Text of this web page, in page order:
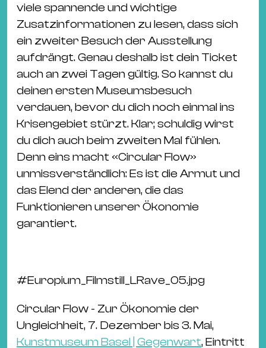
viele spannende und wichtige
Zusatzinformationen zu lesen, dass sich
ein zweiter Besuch der Ausstellung
aufdrängt. Genau deshalb ist dein Ticket
auch an zwei Tagen gültig. So kannst du
deinen ersten Museumsbesuch
verdauen, bevor du dich noch einmal ins
Krisengebiet stürzt. Klar; schuldig wirst
du dich auch beim zweiten Mal fühlen.
Denn eins macht «Circular Flow»
unmissverständlich: Es ist die Armut und
das Elend der anderen, die das
Funktionieren unserer Ökonomie
garantiert.
#Europium_Filmstill_LRave_05.jpg
Circular Flow - Zur Ökonomie der
Ungleichheit, 7. Dezember bis 3. Mai,
Kunstmuseum Basel | Gegenwart, Eintritt